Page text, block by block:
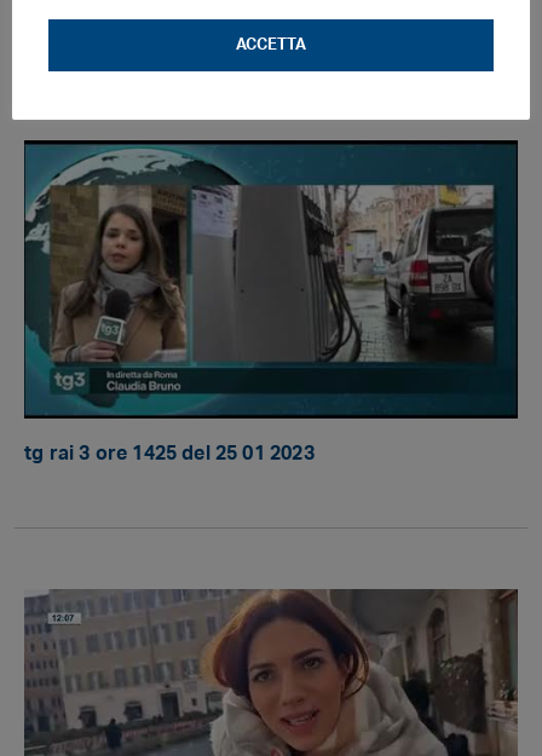
tg rai 3 ore 1425 del 25 01 2023
ACCETTA